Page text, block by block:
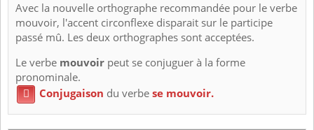
Avec la nouvelle orthographe recommandée pour le verbe
mouvoir, l'accent circonflexe disparait sur le participe
passé mû. Les deux orthographes sont acceptées.
Le verbe mouvoir peut se conjuguer à la forme
pronominale.
 Conjugaison du verbese mouvoir.